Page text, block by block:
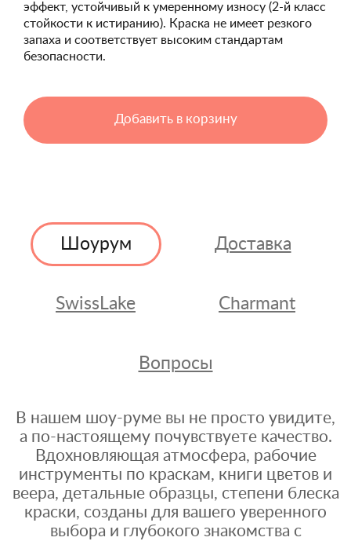
эффект, устойчивый к умеренному износу (2-й класс
стойкости к истиранию). Краска не имеет резкого
запаха и соответствует высоким стандартам
безопасности.
Добавить в корзину
Шоурум Доставка
SwissLake Charmant
Вопросы
В нашем шоу-руме вы не просто увидите,
а по-настоящему почувствуете качество.
Вдохновляющая атмосфера, рабочие
инструменты по краскам, книги цветов и
веера, детальные образцы, степени блеска
краски, созданы для вашего уверенного
выбора и глубокого знакомства с